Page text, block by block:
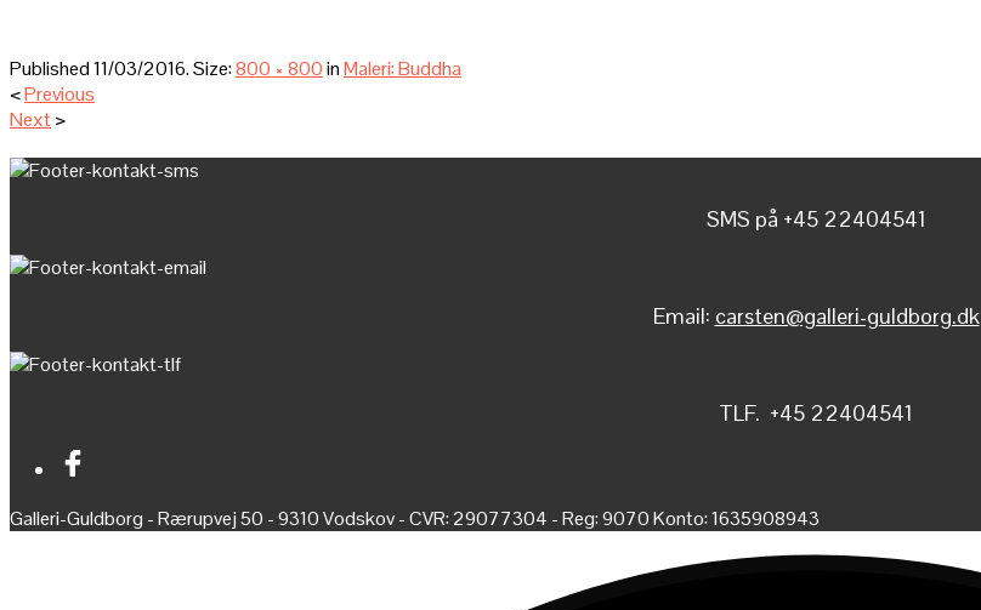
Published11/03/2016. Size:800 × 800inMaleri: Buddha
<Previous
Next>
SMS på +45 22404541
Email: carsten@galleri-guldborg.dk
TLF. +45 22404541
Galleri-Guldborg - Rærupvej 50 - 9310 Vodskov - CVR: 29077304 - Reg: 9070 Konto: 1635908943